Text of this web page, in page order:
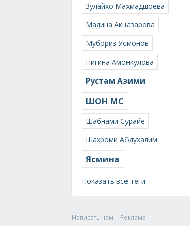
Зулайхо Махмадшоева
Мадина Акназарова
Мубориз Усмонов
Нигина Амонкулова
Рустам Азими
ШОН МС
Шабнами Сурайё
Шахроми Абдухалим
Ясмина
Показать все теги
Написать нам
Реклама